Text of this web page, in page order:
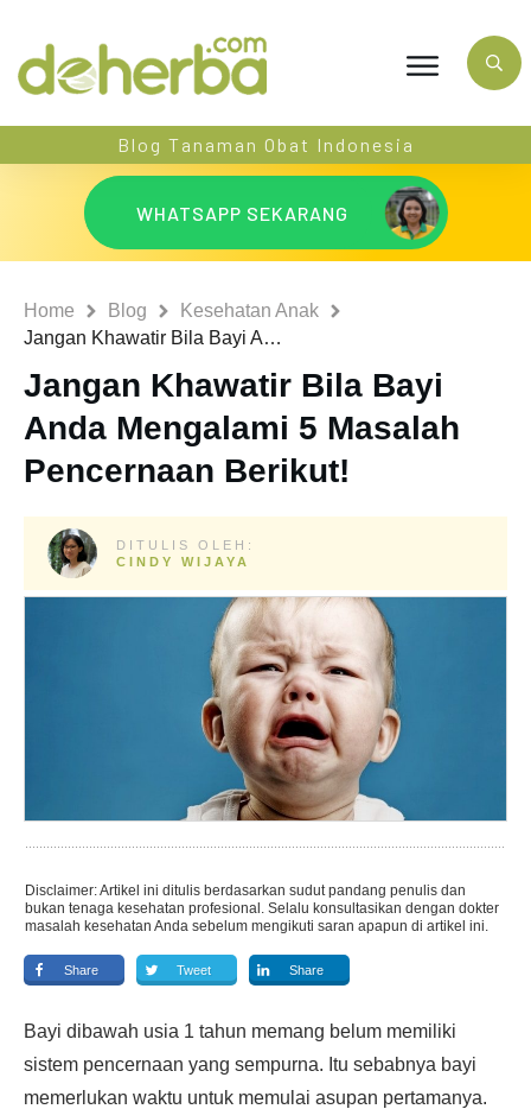
Blog Tanaman Obat Indonesia
WHATSAPP SEKARANG
Home Blog
Kesehatan Anak
Jangan Khawatir Bila Bayi Anda Mengalami 5 Masalah Pencernaan Berikut!
Jangan Khawatir Bila Bayi
Anda Mengalami 5 Masalah
Pencernaan Berikut!
DITULIS OLEH:
CINDY WIJAYA
Disclaimer: Artikel ini ditulis berdasarkan sudut pandang penulis dan
bukan tenaga kesehatan profesional. Selalu konsultasikan dengan dokter
masalah kesehatan Anda sebelum mengikuti saran apapun di artikel ini.
Share Tweet Share
Bayi dibawah usia 1 tahun memang belum memiliki
sistem pencernaan yang sempurna. Itu sebabnya bayi
memerlukan waktu untuk memulai asupan pertamanya.